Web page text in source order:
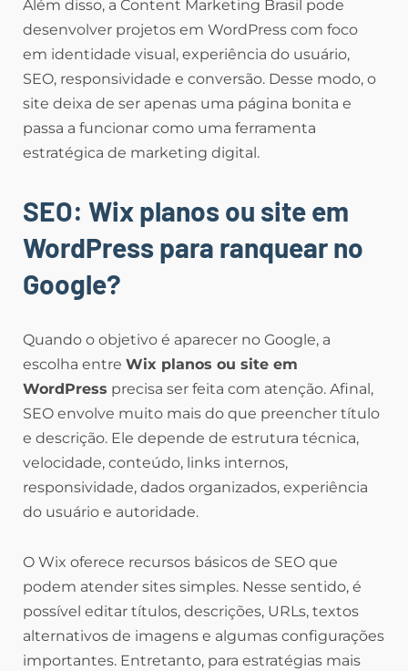
Além disso, a Content Marketing Brasil pode
desenvolver projetos em WordPress com foco
em identidade visual, experiência do usuário,
SEO, responsividade e conversão. Desse modo, o
site deixa de ser apenas uma página bonita e
passa a funcionar como uma ferramenta
estratégica de marketing digital.
SEO: Wix planos ou site em
WordPress para ranquear no
Google?
Quando o objetivo é aparecer no Google, a
escolha entre Wix planos ou site em
WordPress precisa ser feita com atenção. Afinal,
SEO envolve muito mais do que preencher título
e descrição. Ele depende de estrutura técnica,
velocidade, conteúdo, links internos,
responsividade, dados organizados, experiência
do usuário e autoridade.
O Wix oferece recursos básicos de SEO que
podem atender sites simples. Nesse sentido, é
possível editar títulos, descrições, URLs, textos
alternativos de imagens e algumas configurações
importantes. Entretanto, para estratégias mais